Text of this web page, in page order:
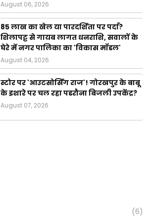
August 06, 2026
85 लाख का खेल या पारदर्शिता पर पर्दा?
शिलापट्ट से गायब लागत धनराशि, सवालों के
घेरे में नगर पालिका का 'विकास मॉडल'
August 04, 2026
स्टोर पर 'आउटसोर्सिंग राज'! गोरखपुर के बाबू
के इशारे पर चल रहा पडरौना बिजली उपकेंद्र?
August 07, 2026
(6)